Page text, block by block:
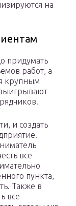
на
придумать
работ, а
крупным
и создать
все
пункта,
Также в
все